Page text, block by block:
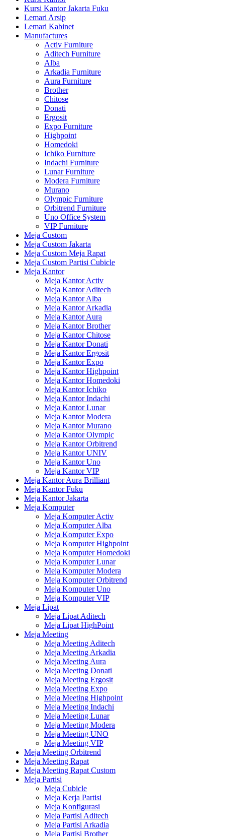
Kursi Kantor Jakarta Fuku
Lemari Arsip
Lemari Kabinet
Manufactures
Activ Furniture
Aditech Furniture
Alba
Arkadia Furniture
Aura Furniture
Brother
Chitose
Donati
Ergosit
Expo Furniture
Highpoint
Homedoki
Ichiko Furniture
Indachi Furniture
Lunar Furniture
Modera Furniture
Murano
Olympic Furniture
Orbitrend Furniture
Uno Office System
VIP Furniture
Meja Custom
Meja Custom Jakarta
Meja Custom Meja Rapat
Meja Custom Partisi Cubicle
Meja Kantor
Meja Kantor Activ
Meja Kantor Aditech
Meja Kantor Alba
Meja Kantor Arkadia
Meja Kantor Aura
Meja Kantor Brother
Meja Kantor Chitose
Meja Kantor Donati
Meja Kantor Ergosit
Meja Kantor Expo
Meja Kantor Highpoint
Meja Kantor Homedoki
Meja Kantor Ichiko
Meja Kantor Indachi
Meja Kantor Lunar
Meja Kantor Modera
Meja Kantor Murano
Meja Kantor Olympic
Meja Kantor Orbitrend
Meja Kantor UNIV
Meja Kantor Uno
Meja Kantor VIP
Meja Kantor Aura Brilliant
Meja Kantor Fuku
Meja Kantor Jakarta
Meja Komputer
Meja Komputer Activ
Meja Komputer Alba
Meja Komputer Expo
Meja Komputer Highpoint
Meja Komputer Homedoki
Meja Komputer Lunar
Meja Komputer Modera
Meja Komputer Orbitrend
Meja Komputer Uno
Meja Komputer VIP
Meja Lipat
Meja Lipat Aditech
Meja Lipat HighPoint
Meja Meeting
Meja Meeting Aditech
Meja Meeting Arkadia
Meja Meeting Aura
Meja Meeting Donati
Meja Meeting Ergosit
Meja Meeting Expo
Meja Meeting Highpoint
Meja Meeting Indachi
Meja Meeting Lunar
Meja Meeting Modera
Meja Meeting UNO
Meja Meeting VIP
Meja Meeting Orbitrend
Meja Meeting Rapat
Meja Meeting Rapat Custom
Meja Partisi
Meja Cubicle
Meja Kerja Partisi
Meja Konfigurasi
Meja Partisi Aditech
Meja Partisi Arkadia
Meja Partisi Brother